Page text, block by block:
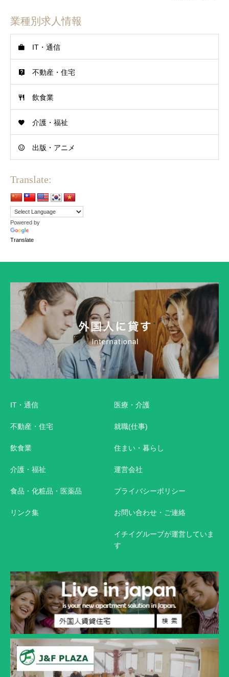
業種別求人情報
IT・通信
不動産・住宅
飲食業
介護・福祉
出版・アニメ
Translate:
Powered by
Translate
IT・通信
不動産・住宅
飲食業
介護・福祉
食品・化粧品・医薬品
リンク集
医療・介護
就職(仕事)
住まい・暮らし
運営会社
プライバシーポリシー
お問い合わせ・ご連絡
イチイグループが運営していま
す